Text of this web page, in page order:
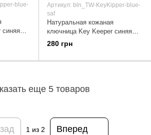
blue-
синяя
blue-
Артикул: bln_TW-KeyKipper-blue-
saf
Натуральная кожаная
ключница Key Keeper синяя
сафьян Blanknote TW-
KeyKipper-blue-saf
280 грн
еще 5 товаров
1 из 2 Вперед